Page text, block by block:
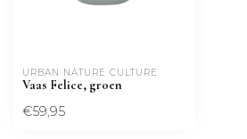
URBAN NATURE CULTURE
Vaas Felice, groen
€59,95